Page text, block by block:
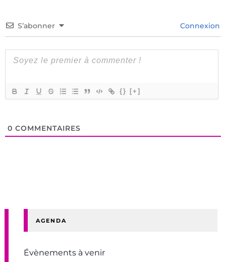
S’abonner Connexion
{} [+]
0 COMMENTAIRES
AGENDA
Évènements à venir